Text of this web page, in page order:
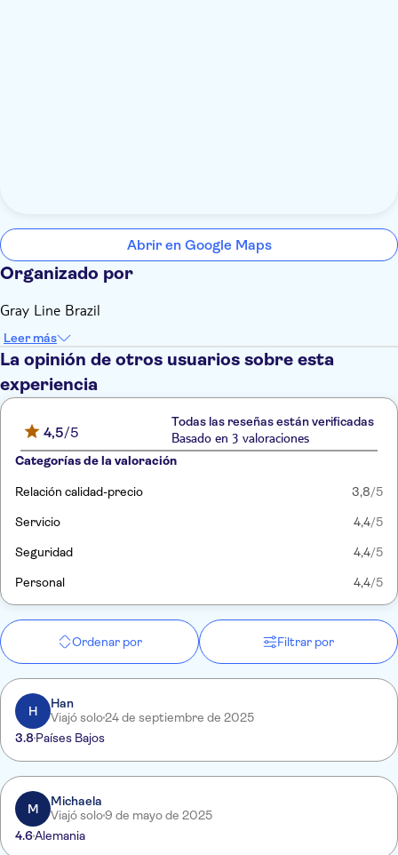
Abrir en Google Maps
Organizado por
Gray Line Brazil
Leer más
La opinión de otros usuarios sobre esta
experiencia
4,5/5
Todas las reseñas están verificadas
Basado en 3 valoraciones
Categorías de la valoración
Relación calidad-precio 3,8/5
Servicio 4,4/5
Seguridad 4,4/5
Personal 4,4/5
Ordenar por Filtrar por
H
Han
Viajó solo24 de septiembre de 2025
3.8 Países Bajos
M
Michaela
Viajó solo9 de mayo de 2025
4.6Alemania